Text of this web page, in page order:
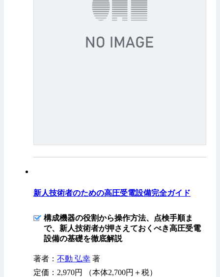
新人技術者のための高圧受電設備完全ガイド
構成機器の役割から操作方法、点検手順ま
で、新人技術者が押さえておくべき高圧受電
設備の基礎を徹底解説
著者： 不動 弘幸 著
定価：2,970円 （本体2,700円＋税）